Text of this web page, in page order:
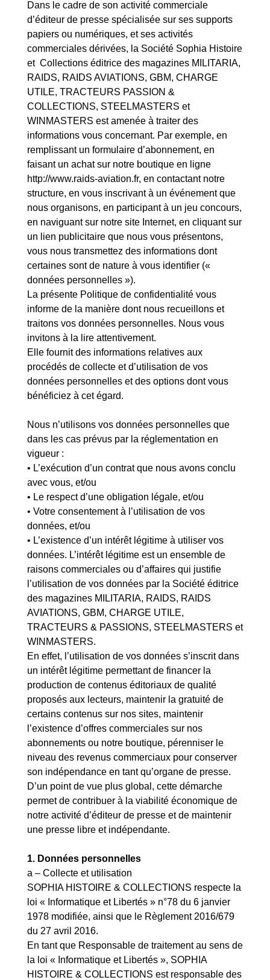
Dans le cadre de son activité commerciale
d’éditeur de presse spécialisée sur ses supports
papiers ou numériques, et ses activités
commerciales dérivées, la Société Sophia Histoire
et Collections éditrice des magazines MILITARIA,
RAIDS, RAIDS AVIATIONS, GBM, CHARGE
UTILE, TRACTEURS PASSION &
COLLECTIONS, STEELMASTERS et
WINMASTERS est amenée à traiter des
informations vous concernant. Par exemple, en
remplissant un formulaire d’abonnement, en
faisant un achat sur notre boutique en ligne
http://www.raids-aviation.fr, en contactant notre
structure, en vous inscrivant à un événement que
nous organisons, en participant à un jeu concours,
en naviguant sur notre site Internet, en cliquant sur
un lien publicitaire que nous vous présentons,
vous nous transmettez des informations dont
certaines sont de nature à vous identifier («
données personnelles »).
La présente Politique de confidentialité vous
informe de la manière dont nous recueillons et
traitons vos données personnelles. Nous vous
invitons à la lire attentivement.
Elle fournit des informations relatives aux
procédés de collecte et d’utilisation de vos
données personnelles et des options dont vous
bénéficiez à cet égard.
Nous n’utilisons vos données personnelles que
dans les cas prévus par la réglementation en
vigueur :
• L’exécution d’un contrat que nous avons conclu
avec vous, et/ou
• Le respect d’une obligation légale, et/ou
• Votre consentement à l’utilisation de vos
données, et/ou
• L’existence d’un intérêt légitime à utiliser vos
données. L’intérêt légitime est un ensemble de
raisons commerciales ou d’affaires qui justifie
l’utilisation de vos données par la Société éditrice
des magazines MILITARIA, RAIDS, RAIDS
AVIATIONS, GBM, CHARGE UTILE,
TRACTEURS & PASSIONS, STEELMASTERS et
WINMASTERS.
En effet, l’utilisation de vos données s’inscrit dans
un intérêt légitime permettant de financer la
production de contenus éditoriaux de qualité
proposés aux lecteurs, maintenir la gratuité de
certains contenus sur nos sites, maintenir
l’existence d’offres commerciales sur nos
abonnements ou notre boutique, pérenniser le
niveau des revenus commerciaux pour conserver
son indépendance en tant qu’organe de presse.
D’un point de vue plus global, cette démarche
permet de contribuer à la viabilité économique de
notre activité d’éditeur de presse et de maintenir
une presse libre et indépendante.
1. Données personnelles
a – Collecte et utilisation
SOPHIA HISTOIRE & COLLECTIONS respecte la
loi « Informatique et Libertés » n°78 du 6 janvier
1978 modifiée, ainsi que le Règlement 2016/679
du 27 avril 2016.
En tant que Responsable de traitement au sens de
la loi « Informatique et Libertés », SOPHIA
HISTOIRE & COLLECTIONS est responsable des